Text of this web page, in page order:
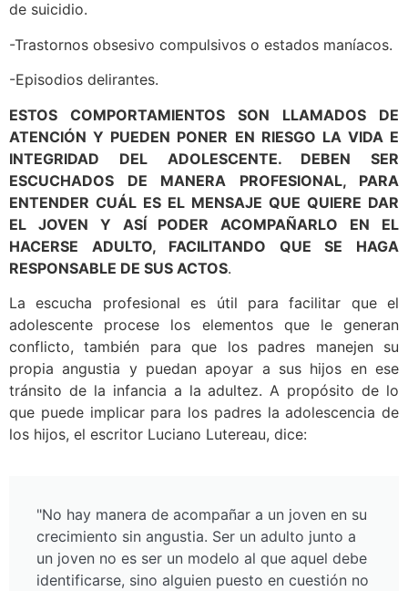
de suicidio.
-Trastornos obsesivo compulsivos o estados maníacos.
-Episodios delirantes.
ESTOS COMPORTAMIENTOS SON LLAMADOS DE
ATENCIÓN Y PUEDEN PONER EN RIESGO LA VIDA E
INTEGRIDAD DEL ADOLESCENTE. DEBEN SER
ESCUCHADOS DE MANERA PROFESIONAL, PARA
ENTENDER CUÁL ES EL MENSAJE QUE QUIERE DAR
EL JOVEN Y ASÍ PODER ACOMPAÑARLO EN EL
HACERSE ADULTO, FACILITANDO QUE SE HAGA
RESPONSABLE DE SUS ACTOS.
La escucha profesional es útil para facilitar que el
adolescente procese los elementos que le generan
conflicto, también para que los padres manejen su
propia angustia y puedan apoyar a sus hijos en ese
tránsito de la infancia a la adultez. A propósito de lo
que puede implicar para los padres la adolescencia de
los hijos, el escritor Luciano Lutereau, dice:
"No hay manera de acompañar a un joven en su
crecimiento sin angustia. Ser un adulto junto a
un joven no es ser un modelo al que aquel debe
identificarse, sino alguien puesto en cuestión no